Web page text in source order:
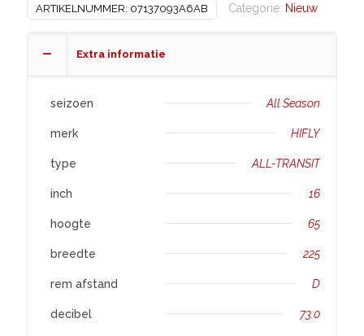
ALL-
TRANSIT
aantal
ARTIKELNUMMER: 07137093A6AB Categorie: Nieuw
Extra informatie
seizoen All Season
merk HIFLY
type ALL-TRANSIT
inch 16
hoogte 65
breedte 225
rem afstand D
decibel 73.0